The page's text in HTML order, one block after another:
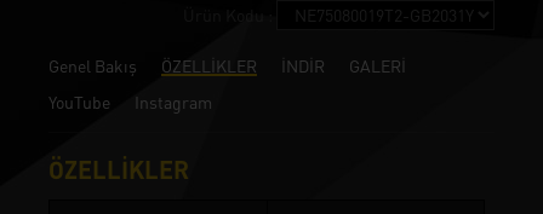
Genel Bakış ÖZELLİKLER İNDİR
GALERİ
YouTube
Instagram
ÖZELLİKLER